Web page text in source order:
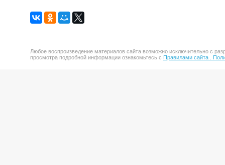
Любое воспроизведение материалов сайта возможно исключительно с
просмотра подробной информации ознакомьтесь с Правилами сайта .